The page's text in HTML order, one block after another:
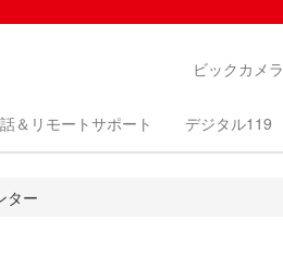
ビックカメラ
＆リモートサポート デジタル119
ター